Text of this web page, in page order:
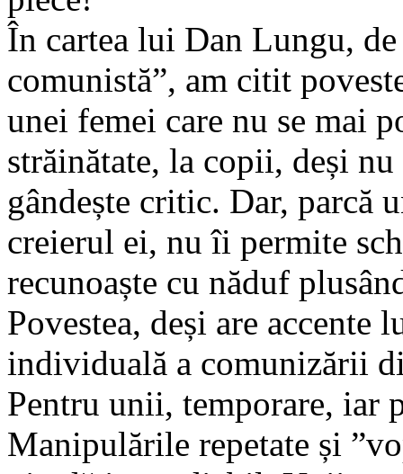
În cartea lui Dan Lungu,
comunistă”, am citit
unei femei care nu se mai
străinătate, la copii, deși
gândește critic. Dar, parcă
creierul ei, nu îi permite
recunoaște cu năduf
Povestea, deși are accente
individuală a comunizării
Pentru unii, temporare, iar
Manipulările repetate și